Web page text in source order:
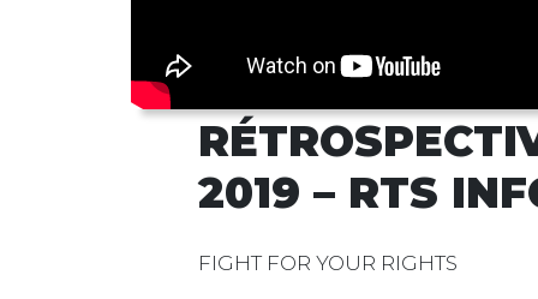
2019 – RTS
FIGHT FOR YOUR RIGHTS